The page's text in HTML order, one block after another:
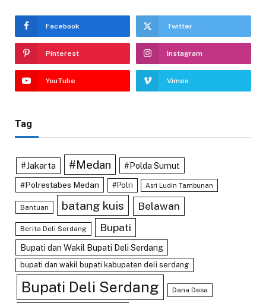
Facebook Twitter
Pinterest Instagram
YouTube Vimeo
Tag
#Jakarta #Medan #Polda Sumut
#Polrestabes Medan #Polri Asri Ludin Tambunan
Bantuan batang kuis Belawan
Berita Deli Serdang Bupati
Bupati dan Wakil Bupati Deli Serdang
bupati dan wakil bupati kabupaten deli serdang
Bupati Deli Serdang Dana Desa